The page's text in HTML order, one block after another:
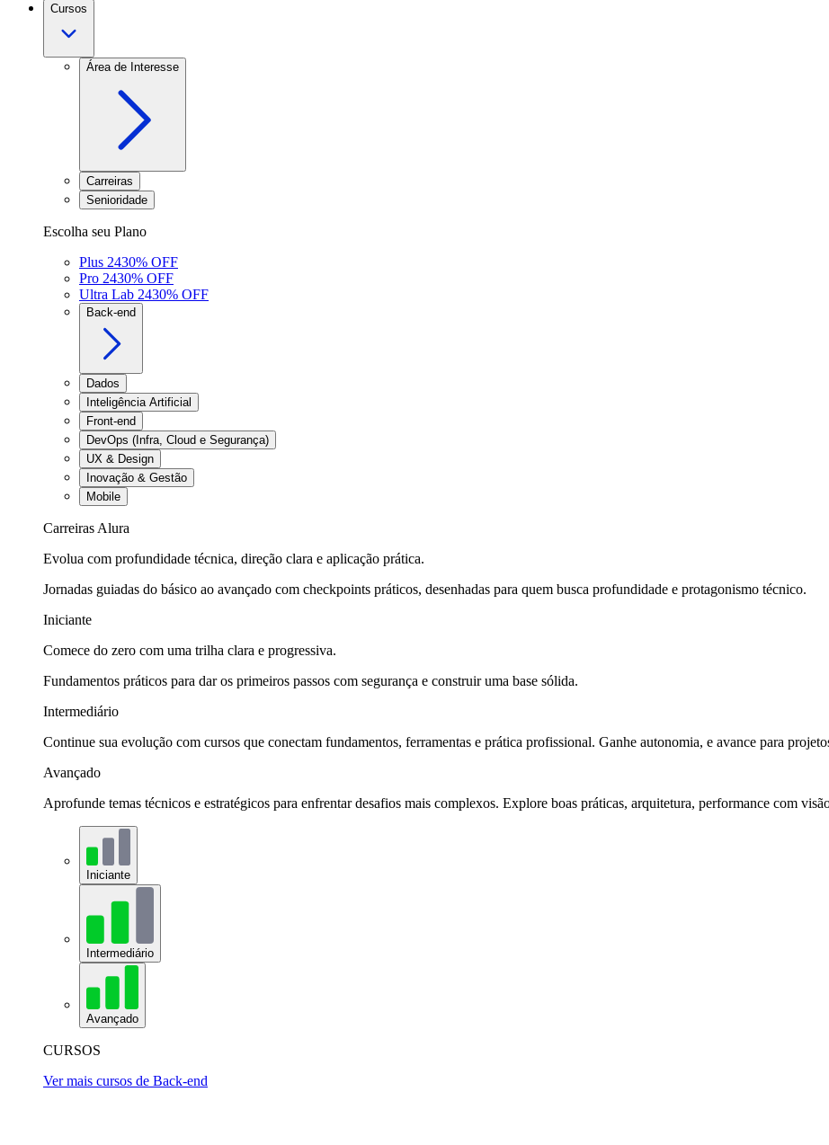
Cursos
Área de Interesse
Carreiras
Senioridade
Escolha seu Plano
Plus 2430% OFF
Pro 2430% OFF
Ultra Lab 2430% OFF
Back-end
Dados
Inteligência Artificial
Front-end
DevOps (Infra, Cloud e Segurança)
UX & Design
Inovação & Gestão
Mobile
Carreiras Alura
Evolua com profundidade técnica, direção clara e aplicação prática.
Jornadas guiadas do básico ao avançado com checkpoints práticos, desenhadas para quem busca profundidade e protagonismo técnico.
Iniciante
Comece do zero com uma trilha clara e progressiva.
Fundamentos práticos para dar os primeiros passos com segurança e construir uma base sólida.
Intermediário
Continue sua evolução com cursos que conectam fundamentos, ferramentas e prática profissional. Ganhe autonomia, e avance para
Avançado
Aprofunde temas técnicos e estratégicos para enfrentar desafios mais complexos. Explore boas práticas, arquitetura, performance com
Iniciante
Intermediário
Avançado
CURSOS
Ver mais cursos de Back-end